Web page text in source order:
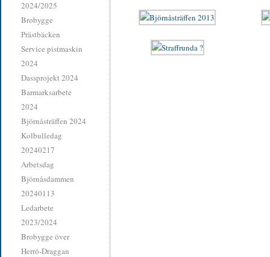
2024/2025
Brobygge
Prästbäcken
Service pistmaskin
2024
Dassprojekt 2024
Barmarksarbete
2024
Björnåsträffen 2024
Kolbulledag
20240217
Arbetsdag
Björnåsdammen
20240113
Ledarbete
2023/2024
Brobygge över
Herrö-Draggan